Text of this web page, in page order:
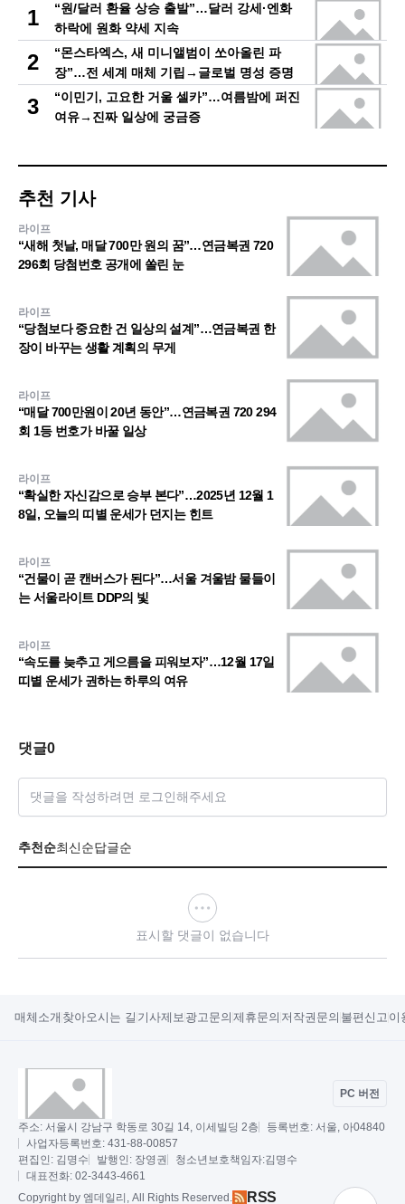
1
“원/달러 환율 상승 출발”…달러 강세·엔화
하락에 원화 약세 지속
2
“몬스타엑스, 새 미니앨범이 쏘아올린 파
장”…전 세계 매체 기립→글로벌 명성 증명
3
“이민기, 고요한 거울 셀카”…여름밤에 퍼진
여유→진짜 일상에 궁금증
추천 기사
라이프
“새해 첫날, 매달 700만 원의 꿈”…연금복권 720
296회 당첨번호 공개에 쏠린 눈
라이프
“당첨보다 중요한 건 일상의 설계”…연금복권 한
장이 바꾸는 생활 계획의 무게
라이프
“매달 700만원이 20년 동안”…연금복권 720 294
회 1등 번호가 바꿀 일상
라이프
“확실한 자신감으로 승부 본다”…2025년 12월 1
8일, 오늘의 띠별 운세가 던지는 힌트
라이프
“건물이 곧 캔버스가 된다”…서울 겨울밤 물들이
는 서울라이트 DDP의 빛
라이프
“속도를 늦추고 게으름을 피워보자”…12월 17일
띠별 운세가 권하는 하루의 여유
댓글0
댓글을 작성하려면 로그인해주세요
추천순최신순답글순
표시할 댓글이 없습니다
매체소개 찾아오시는 길 기사제보 광고문의 제휴문의 저작권문의 불편신고 이
PC 버전
주소: 서울시 강남구 학동로 30길 14, 이세빌딩 2층 등록번호: 서울, 아04840
사업자등록번호: 431-88-00857
편집인: 김명수 발행인: 장영권 청소년보호책임자:김명수
대표전화: 02-3443-4661
Copyright by 엠데일리, All Rights Reserved. RSS